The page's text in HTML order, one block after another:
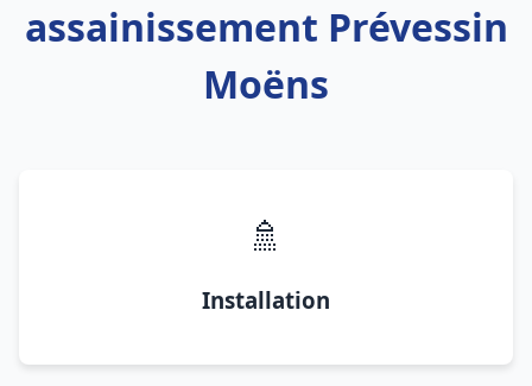
assainissement Prévessin
Moëns
🚿
Installation